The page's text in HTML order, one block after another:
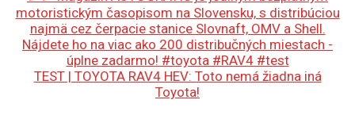
TEST | TOYOTA RAV4 HEV: Toto nemá žiadna iná
Toyota!